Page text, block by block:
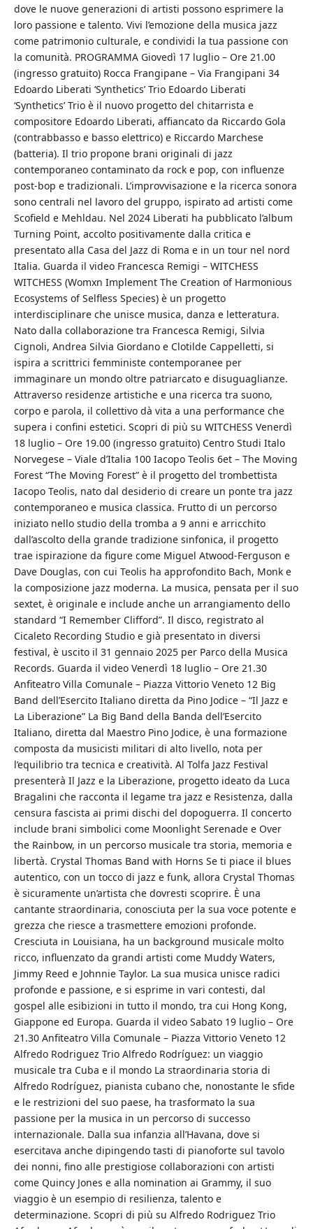
dove le nuove generazioni di artisti possono esprimere la
loro passione e talento. Vivi l’emozione della musica jazz
come patrimonio culturale, e condividi la tua passione con
la comunità. PROGRAMMA Giovedì 17 luglio – Ore 21.00
(ingresso gratuito) Rocca Frangipane – Via Frangipani 34
Edoardo Liberati ‘Synthetics’ Trio Edoardo Liberati
‘Synthetics’ Trio è il nuovo progetto del chitarrista e
compositore Edoardo Liberati, affiancato da Riccardo Gola
(contrabbasso e basso elettrico) e Riccardo Marchese
(batteria). Il trio propone brani originali di jazz
contemporaneo contaminato da rock e pop, con influenze
post-bop e tradizionali. L’improvvisazione e la ricerca sonora
sono centrali nel lavoro del gruppo, ispirato ad artisti come
Scofield e Mehldau. Nel 2024 Liberati ha pubblicato l’album
Turning Point, accolto positivamente dalla critica e
presentato alla Casa del Jazz di Roma e in un tour nel nord
Italia. Guarda il video Francesca Remigi – WITCHESS
WITCHESS (Womxn Implement The Creation of Harmonious
Ecosystems of Selfless Species) è un progetto
interdisciplinare che unisce musica, danza e letteratura.
Nato dalla collaborazione tra Francesca Remigi, Silvia
Cignoli, Andrea Silvia Giordano e Clotilde Cappelletti, si
ispira a scrittrici femministe contemporanee per
immaginare un mondo oltre patriarcato e disuguaglianze.
Attraverso residenze artistiche e una ricerca tra suono,
corpo e parola, il collettivo dà vita a una performance che
supera i confini estetici. Scopri di più su WITCHESS Venerdì
18 luglio – Ore 19.00 (ingresso gratuito) Centro Studi Italo
Norvegese – Viale d’Italia 100 Iacopo Teolis 6et – The Moving
Forest “The Moving Forest” è il progetto del trombettista
Iacopo Teolis, nato dal desiderio di creare un ponte tra jazz
contemporaneo e musica classica. Frutto di un percorso
iniziato nello studio della tromba a 9 anni e arricchito
dall’ascolto della grande tradizione sinfonica, il progetto
trae ispirazione da figure come Miguel Atwood-Ferguson e
Dave Douglas, con cui Teolis ha approfondito Bach, Monk e
la composizione jazz moderna. La musica, pensata per il suo
sextet, è originale e include anche un arrangiamento dello
standard “I Remember Clifford”. Il disco, registrato al
Cicaleto Recording Studio e già presentato in diversi
festival, è uscito il 31 gennaio 2025 per Parco della Musica
Records. Guarda il video Venerdì 18 luglio – Ore 21.30
Anfiteatro Villa Comunale – Piazza Vittorio Veneto 12 Big
Band dell’Esercito Italiano diretta da Pino Jodice – “Il Jazz e
La Liberazione” La Big Band della Banda dell’Esercito
Italiano, diretta dal Maestro Pino Jodice, è una formazione
composta da musicisti militari di alto livello, nota per
l’equilibrio tra tecnica e creatività. Al Tolfa Jazz Festival
presenterà Il Jazz e la Liberazione, progetto ideato da Luca
Bragalini che racconta il legame tra jazz e Resistenza, dalla
censura fascista ai primi dischi del dopoguerra. Il concerto
include brani simbolici come Moonlight Serenade e Over
the Rainbow, in un percorso musicale tra storia, memoria e
libertà. Crystal Thomas Band with Horns Se ti piace il blues
autentico, con un tocco di jazz e funk, allora Crystal Thomas
è sicuramente un’artista che dovresti scoprire. È una
cantante straordinaria, conosciuta per la sua voce potente e
grezza che riesce a trasmettere emozioni profonde.
Cresciuta in Louisiana, ha un background musicale molto
ricco, influenzato da grandi artisti come Muddy Waters,
Jimmy Reed e Johnnie Taylor. La sua musica unisce radici
profonde e passione, e si esprime in vari contesti, dal
gospel alle esibizioni in tutto il mondo, tra cui Hong Kong,
Giappone ed Europa. Guarda il video Sabato 19 luglio – Ore
21.30 Anfiteatro Villa Comunale – Piazza Vittorio Veneto 12
Alfredo Rodriguez Trio Alfredo Rodríguez: un viaggio
musicale tra Cuba e il mondo La straordinaria storia di
Alfredo Rodríguez, pianista cubano che, nonostante le sfide
e le restrizioni del suo paese, ha trasformato la sua
passione per la musica in un percorso di successo
internazionale. Dalla sua infanzia all’Havana, dove si
esercitava anche dipingendo tasti di pianoforte sul tavolo
dei nonni, fino alle prestigiose collaborazioni con artisti
come Quincy Jones e alla nomination ai Grammy, il suo
viaggio è un esempio di resilienza, talento e
determinazione. Scopri di più su Alfredo Rodriguez Trio